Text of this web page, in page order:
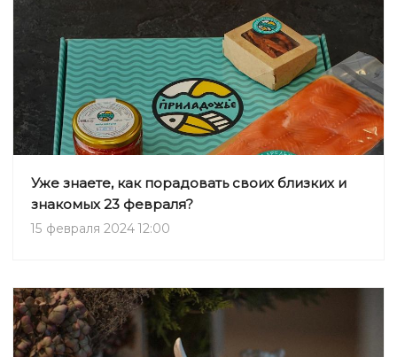
Уже знаете, как порадовать своих близких и
знакомых 23 февраля?
15 февраля 2024 12:00